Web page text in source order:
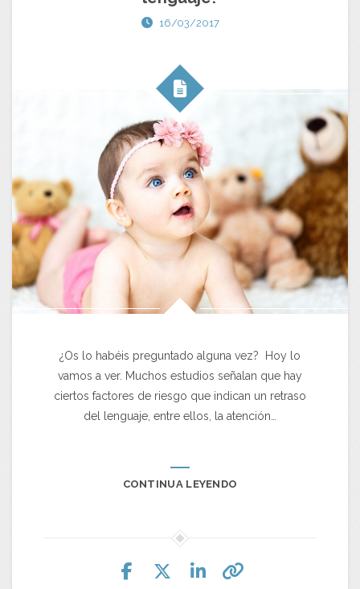
16/03/2017
¿Os lo habéis preguntado alguna vez? Hoy lo
vamos a ver. Muchos estudios señalan que hay
ciertos factores de riesgo que indican un retraso
del lenguaje, entre ellos, la atención…
CONTINUA LEYENDO